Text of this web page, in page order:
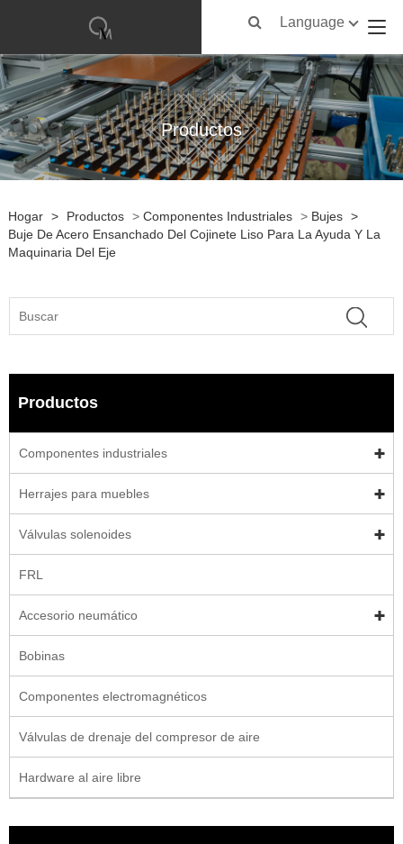
Language
Productos
Hogar > Productos > Componentes Industriales > Bujes >
Buje De Acero Ensanchado Del Cojinete Liso Para La Ayuda Y La
Maquinaria Del Eje
Productos
Componentes industriales
Herrajes para muebles
Válvulas solenoides
FRL
Accesorio neumático
Bobinas
Componentes electromagnéticos
Válvulas de drenaje del compresor de aire
Hardware al aire libre